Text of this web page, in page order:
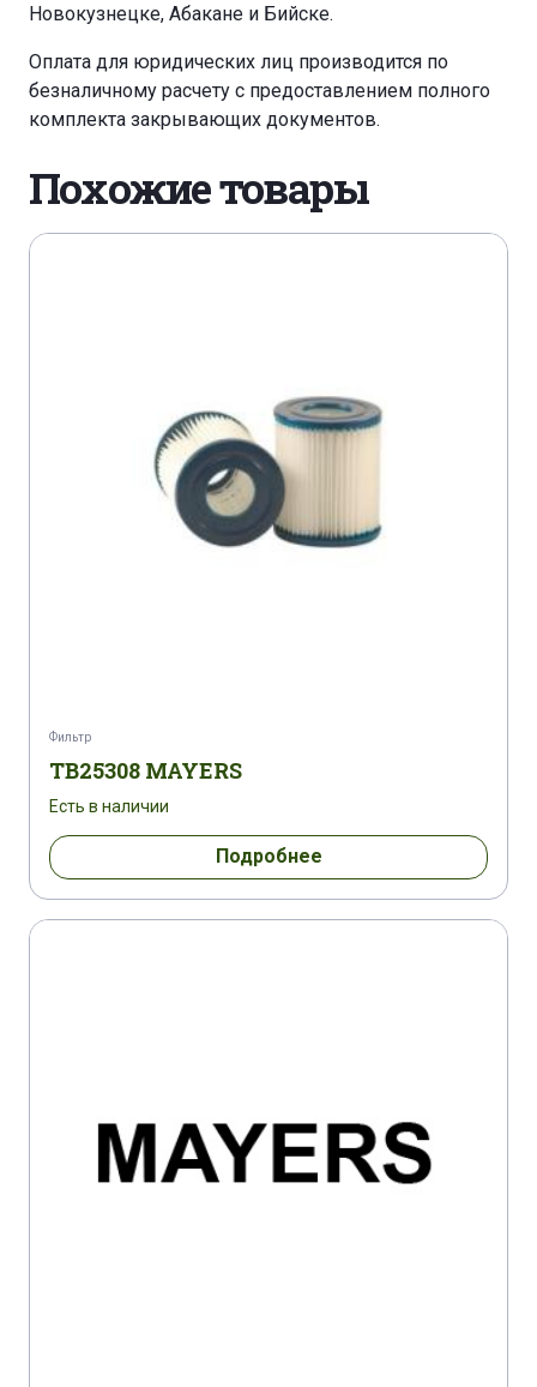
Новокузнецке, Абакане и Бийске.
Оплата для юридических лиц производится по
безналичному расчету с предоставлением полного
комплекта закрывающих документов.
Похожие товары
Фильтр
TB25308 MAYERS
Есть в наличии
Подробнее